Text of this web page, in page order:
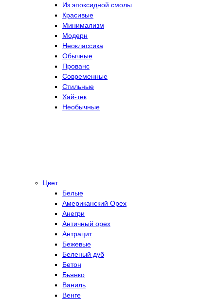
Из эпоксидной смолы
Красивые
Минимализм
Модерн
Неоклассика
Обычные
Прованс
Современные
Стильные
Хай-тек
Необычные
Цвет
Белые
Американский Орех
Анегри
Античный орех
Антрацит
Бежевые
Беленый дуб
Бетон
Бьянко
Ваниль
Венге